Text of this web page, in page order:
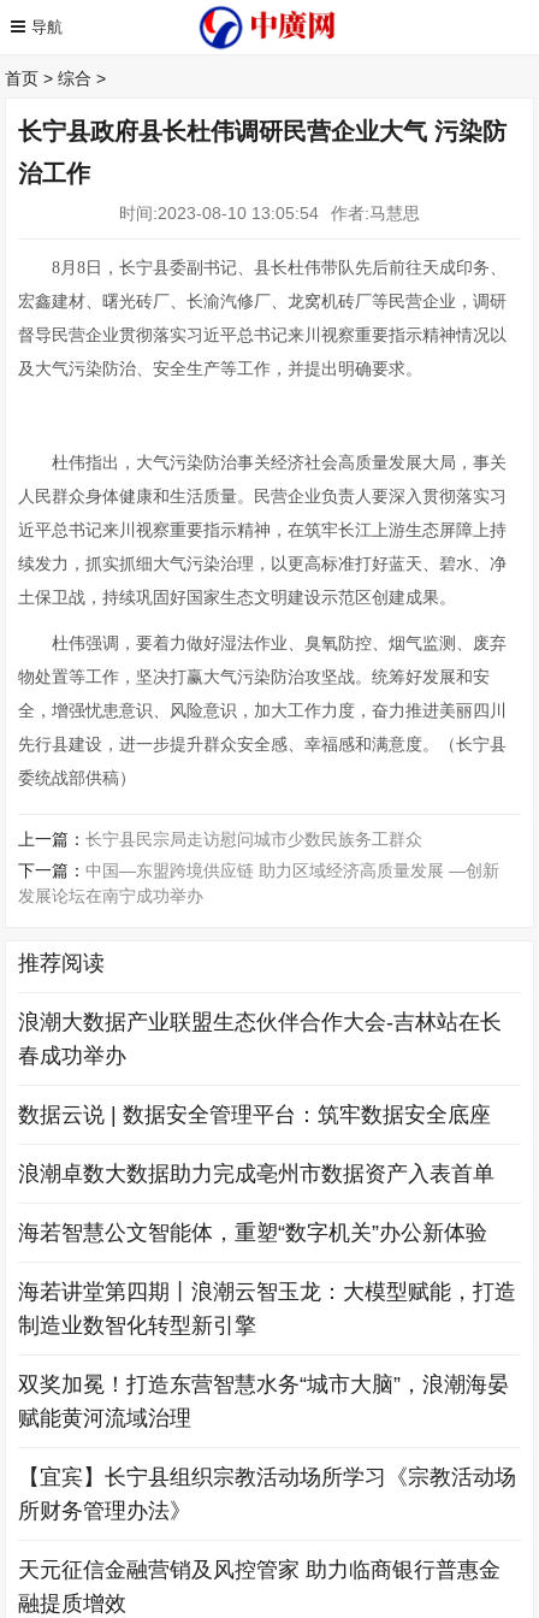
首页 >综合 >
长宁县政府县长杜伟调研民营企业大气 污染防
治工作
时间:2023-08-10 13:05:54 作者:马慧思
8月8日，长宁县委副书记、县长杜伟带队先后前往天成印务、
宏鑫建材、曙光砖厂、长渝汽修厂、龙窝机砖厂等民营企业，调研
督导民营企业贯彻落实习近平总书记来川视察重要指示精神情况以
及大气污染防治、安全生产等工作，并提出明确要求。
杜伟指出，大气污染防治事关经济社会高质量发展大局，事关
人民群众身体健康和生活质量。民营企业负责人要深入贯彻落实习
近平总书记来川视察重要指示精神，在筑牢长江上游生态屏障上持
续发力，抓实抓细大气污染治理，以更高标准打好蓝天、碧水、净
土保卫战，持续巩固好国家生态文明建设示范区创建成果。
杜伟强调，要着力做好湿法作业、臭氧防控、烟气监测、废弃
物处置等工作，坚决打赢大气污染防治攻坚战。统筹好发展和安
全，增强忧患意识、风险意识，加大工作力度，奋力推进美丽四川
先行县建设，进一步提升群众安全感、幸福感和满意度。（长宁县
委统战部供稿）
上一篇：长宁县民宗局走访慰问城市少数民族务工群众
下一篇：中国—东盟跨境供应链 助力区域经济高质量发展 —创新
发展论坛在南宁成功举办
推荐阅读
浪潮大数据产业联盟生态伙伴合作大会-吉林站在长
春成功举办
数据云说 | 数据安全管理平台：筑牢数据安全底座
浪潮卓数大数据助力完成亳州市数据资产入表首单
海若智慧公文智能体，重塑“数字机关”办公新体验
海若讲堂第四期丨浪潮云智玉龙：大模型赋能，打造
制造业数智化转型新引擎
双奖加冕！打造东营智慧水务“城市大脑”，浪潮海晏
赋能黄河流域治理
【宜宾】长宁县组织宗教活动场所学习《宗教活动场
所财务管理办法》
天元征信金融营销及风控管家 助力临商银行普惠金
融提质增效